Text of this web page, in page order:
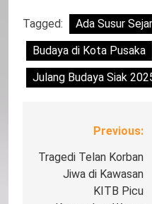
Tagged:
Ada Susur
Budaya di Kota Pusaka
Julang Budaya Siak
Navigasi
pos
Previous:
Tragedi Telan Korban
Jiwa di Kawasan
KITB Picu